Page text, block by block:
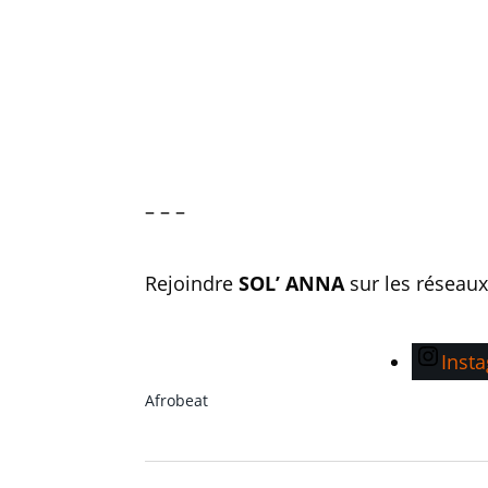
– – –
Rejoindre SOL’ ANNA sur les
Afrobeat